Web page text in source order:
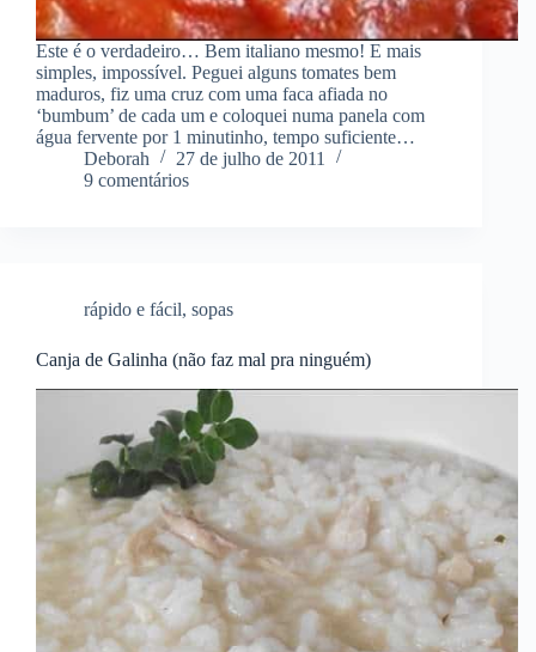
Este é o verdadeiro… Bem italiano mesmo! E mais
simples, impossível. Peguei alguns tomates bem
maduros, fiz uma cruz com uma faca afiada no
‘bumbum’ de cada um e coloquei numa panela com
água fervente por 1 minutinho, tempo suficiente…
Deborah
27 de julho de 2011
9 comentários
rápido e fácil, sopas
Canja de Galinha (não faz mal pra ninguém)